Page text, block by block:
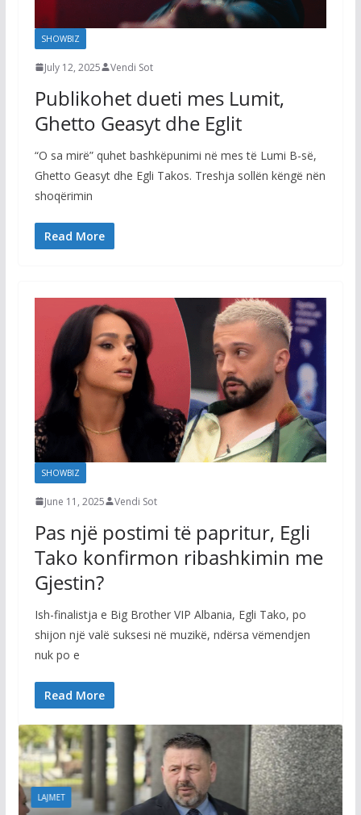
SHOWBIZ
July 12, 2025 Vendi Sot
Publikohet dueti mes Lumit,
Ghetto Geasyt dhe Eglit
“O sa mirë” quhet bashkëpunimi në mes të Lumi B-së,
Ghetto Geasyt dhe Egli Takos. Treshja sollën këngë nën
shoqërimin
Read More
SHOWBIZ
June 11, 2025 Vendi Sot
Pas një postimi të papritur, Egli
Tako konfirmon ribashkimin me
Gjestin?
Ish-finalistja e Big Brother VIP Albania, Egli Tako, po
shijon një valë suksesi në muzikë, ndërsa vëmendjen
nuk po e
Read More
LAJMET